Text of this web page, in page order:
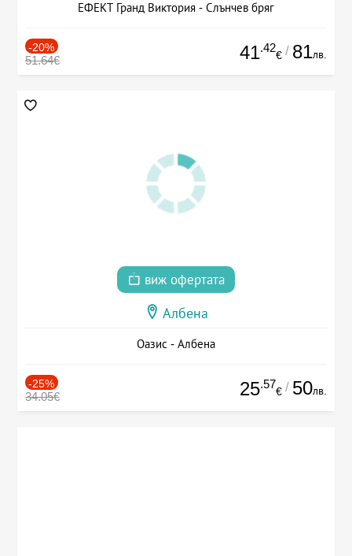
ЕФЕКТ Гранд Виктория - Слънчев бряг
-20%
51.64€ 41.42
€ / 81лв.
виж офертата
Албена
Оазис - Албена
-25%
34.05€ 25.57
€ / 50лв.